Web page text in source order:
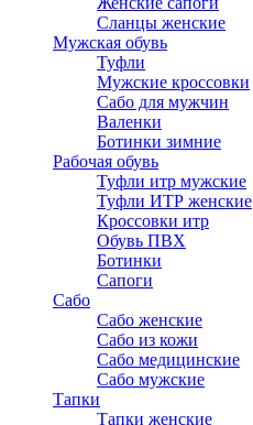
Сланцы женские
Мужская обувь
Туфли
Мужские кроссовки
Сабо для мужчин
Валенки
Ботинки зимние
Рабочая обувь
Туфли итр мужские
Туфли ИТР женские
Кроссовки итр
Обувь ПВХ
Ботинки
Сапоги
Сабо
Сабо женские
Сабо из кожи
Сабо медицинские
Сабо мужские
Тапки
Тапки женские